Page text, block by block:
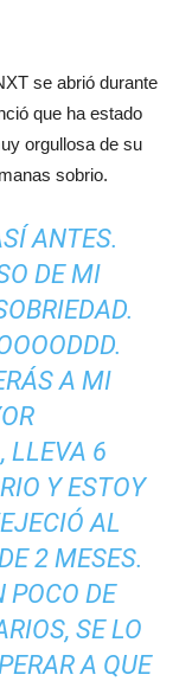
se abrió durante
que ha estado
orgullosa de su
sobrio.
ANTES.
DE MI
A MI
LLEVA 6
Y ESTOY
AL
2 MESES.
POCO DE
SE LO
A QUE